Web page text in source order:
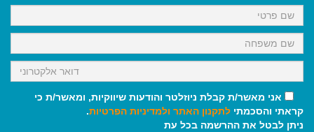
k
p
m
אני מאשר/ת קבלת ניוזלטר והודעות שיווקיות, ומאשר/ת כי
קראתי והסכמתי לתקנון האתר ולמדיניות הפרטיות.
ניתן לבטל את ההרשמה בכל עת